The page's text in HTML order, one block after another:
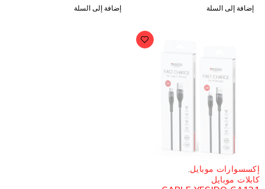
إضافة إلى السلة إضافة إلى السلة
مُباع
إكسسوارات موبايل,
كابلات موبايل